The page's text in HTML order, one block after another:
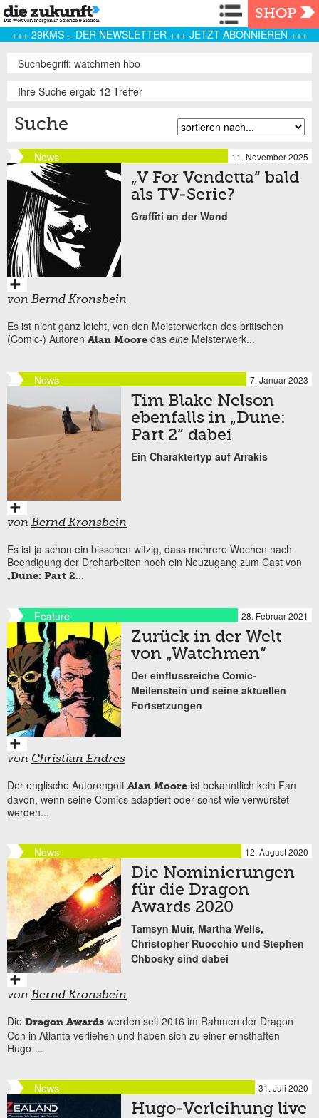
Navigation
SHOP
+++ 29KMS – DER NEWSLETTER +++ JETZT ABONNIEREN +++
Suchbegriff: watchmen hbo
Ihre Suche ergab 12 Treffer
Suche
News 11. November 2025
„V For Vendetta“ bald
als TV-Serie?
Graffiti an der Wand
von Bernd Kronsbein
Es ist nicht ganz leicht, von den Meisterwerken des britischen
(Comic-) Autoren Alan Moore das eine Meisterwerk...
News 7. Januar 2023
Tim Blake Nelson
ebenfalls in „Dune:
Part 2“ dabei
Ein Charaktertyp auf Arrakis
von Bernd Kronsbein
Es ist ja schon ein bisschen witzig, dass mehrere Wochen nach
Beendigung der Dreharbeiten noch ein Neuzugang zum Cast von
„Dune: Part 2...
Feature 28. Februar 2021
Zurück in der Welt
von „Watchmen“
Der einflussreiche Comic-
Meilenstein und seine aktuellen
Fortsetzungen
von Christian Endres
Der englische Autorengott Alan Moore ist bekanntlich kein Fan
davon, wenn seine Comics adaptiert oder sonst wie verwurstet
werden...
News 12. August 2020
Die Nominierungen
für die Dragon
Awards 2020
Tamsyn Muir, Martha Wells,
Christopher Ruocchio und Stephen
Chbosky sind dabei
von Bernd Kronsbein
Die Dragon Awards werden seit 2016 im Rahmen der Dragon
Con in Atlanta verliehen und haben sich zu einer ernsthaften
Hugo-...
News 31. Juli 2020
Hugo-Verleihung live